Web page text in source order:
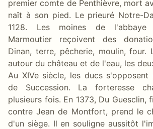
premier comte de Penthièvre, mort
naît à son pied. Le prieuré Notre-
1128. Les moines de l'abbaye
Marmoutier reçoivent des
Dinan, terre, pêcherie, moulin, four.
autour du château et de l'eau, les
Au XIVe siècle, les ducs s'opposent
de Succession. La forteresse
plusieurs fois. En 1373, Du Guesclin,
contre Jean de Montfort, prend le
d'un siège. Il en souligne aussitôt